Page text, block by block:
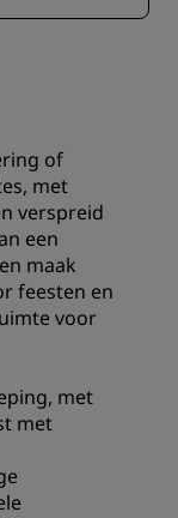
of
met
verspreid
een
maak
feesten en
voor
met
met